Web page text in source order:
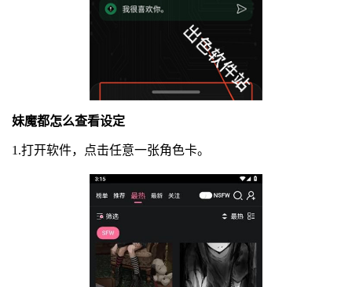
妹魔都怎么查看设定
1.打开软件，点击任意一张角色卡。